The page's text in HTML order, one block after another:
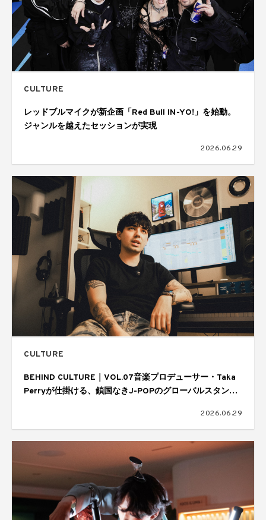
CULTURE
レッドブルマイクが新企画「Red Bull IN-YO!」を始動。
ジャンルを越えたセッションが実現
2026.06.29
CULTURE
BEHIND CULTURE｜VOL.07音楽プロデューサー・Taka
Perryが仕掛ける、鎖国なきJ-POPのグローバルスタンダ
2026.06.29